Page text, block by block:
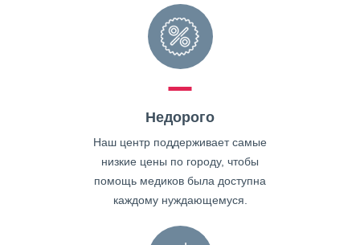
Недорого
Наш центр поддерживает самые
низкие цены по городу, чтобы
помощь медиков была доступна
каждому нуждающемуся.